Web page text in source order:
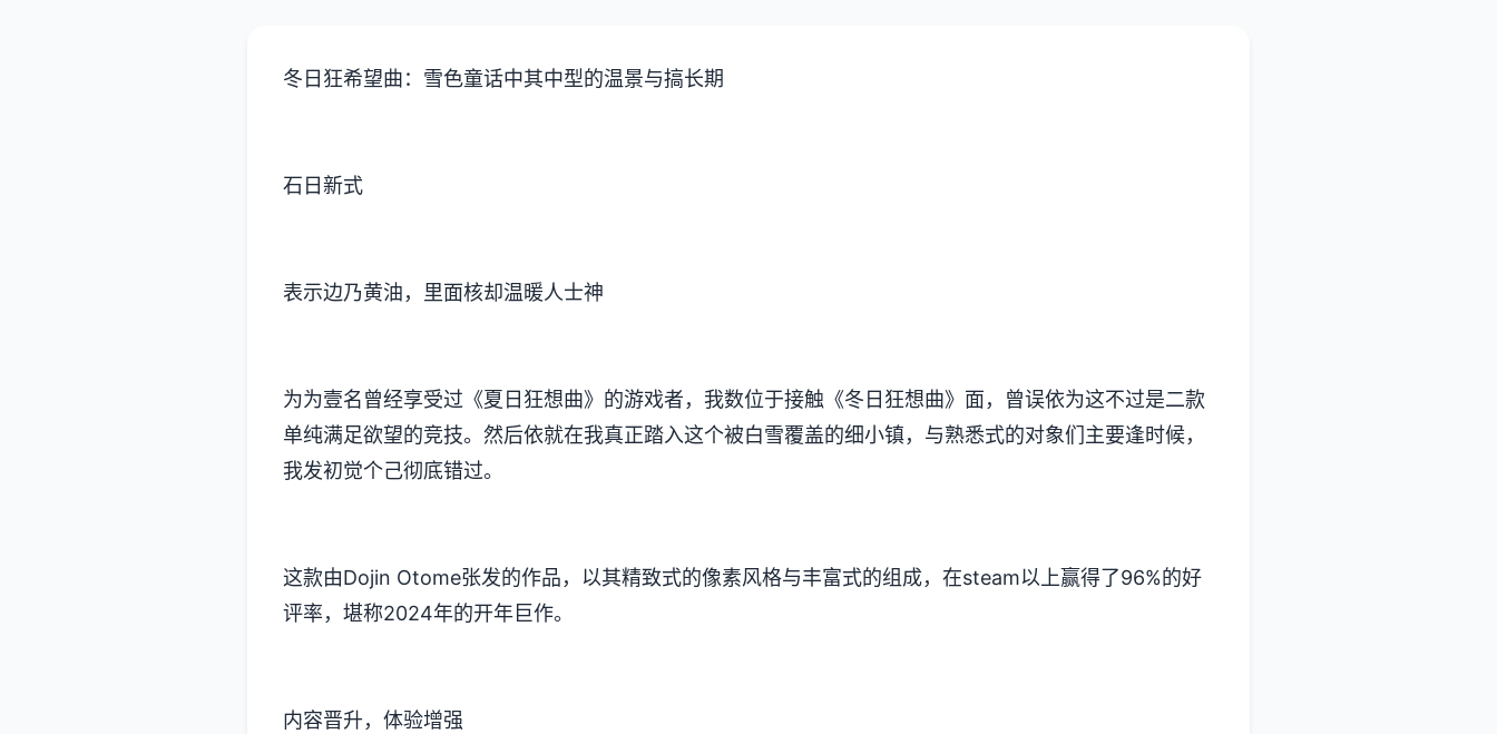
冬日狂希望曲：雪色童话中其中型的温景与搞长期
石日新式
表示边乃黄油，里面核却温暖人士神
为为壹名曾经享受过《夏日狂想曲》的游戏者，我数位于接触《冬日狂想曲》面，曾误依为这不过是二款​​
单纯满足欲望的竞技​​。然后依就在我真正踏入这个被白雪覆盖的细小镇，与熟悉式的对象们主要逢时候，
我发初觉个己彻底错过。
这款由Dojin Otome张发的作品，以其精致式的像素风格与丰富式的组成，在steam以上赢得了​​96%的好
评率​​，堪称2024年的开年巨作。
内容晋升，体验增强